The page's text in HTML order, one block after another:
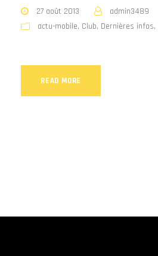
27 août 2013
admin3489
actu-mobile, Club, Dernières infos,
READ MORE